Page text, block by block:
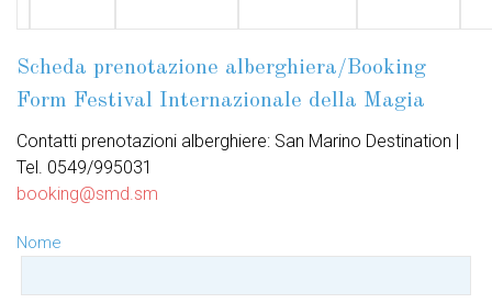
Scheda prenotazione alberghiera/Booking
Form Festival Internazionale della Magia
Contatti prenotazioni alberghiere: San Marino Destination |
Tel. 0549/995031
booking@smd.sm
Nome